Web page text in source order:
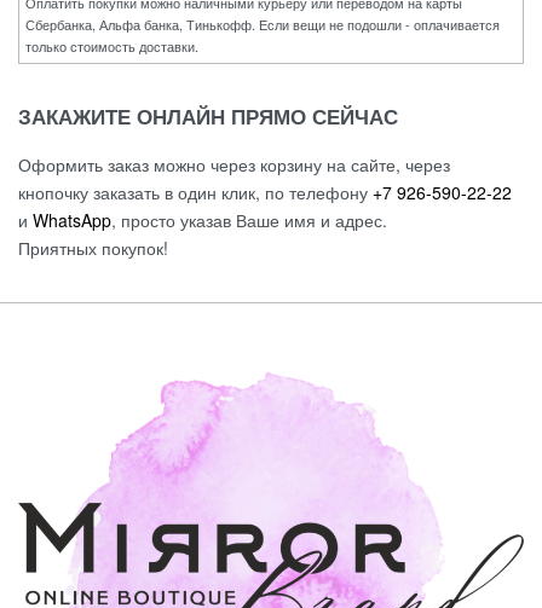
Сбербанка, Альфа банка, Тинькофф. Если вещи не подошли - оплачивается
только стоимость доставки.
ЗАКАЖИТЕ ОНЛАЙН ПРЯМО СЕЙЧАС
Оформить заказ можно через корзину на сайте, через
кнопочку заказать в один клик, по телефону +7 926-590-22-22
и WhatsApp, просто указав Ваше имя и адрес.
Приятных покупок!